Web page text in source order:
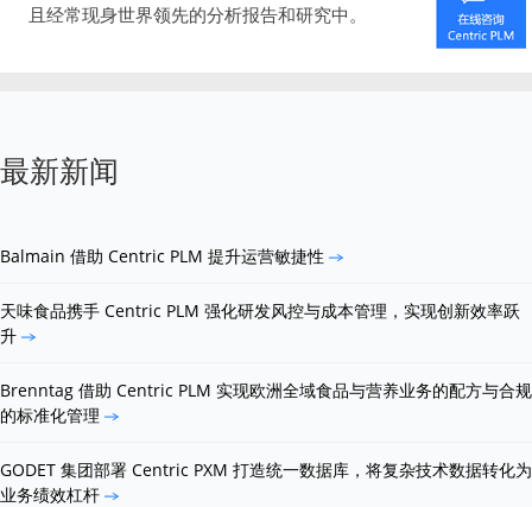
且经常现身世界领先的分析报告和研究中。
最新新闻
Balmain 借助 Centric PLM 提升运营敏捷性
天味食品携手 Centric PLM 强化研发风控与成本管理，实现创新效率跃
升
Brenntag 借助 Centric PLM 实现欧洲全域食品与营养业务的配方与合规
的标准化管理
GODET 集团部署 Centric PXM 打造统一数据库，将复杂技术数据转化为
业务绩效杠杆